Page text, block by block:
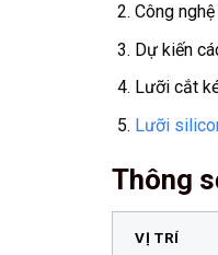
Công
Dự kiến
Lưỡi cắt
Lưỡi
Thông
VỊ TRÍ